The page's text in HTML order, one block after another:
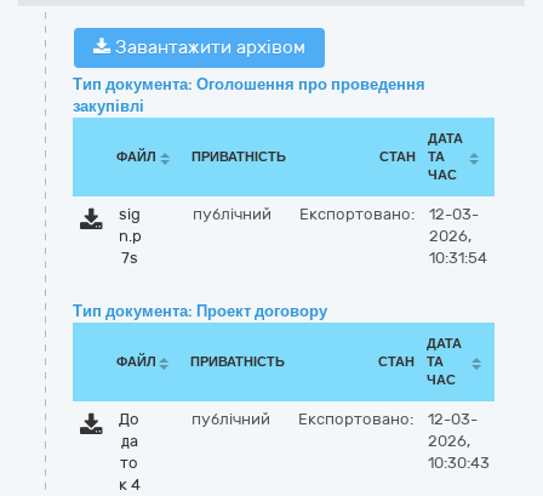
Завантажити архівом
Тип документа: Оголошення про проведення
закупівлі
ФАЙЛ ПРИВАТНІСТЬ СТАН
ДАТА
ТА
ЧАС
sig
n.p
7s
публічний Експортовано:
12-03-
2026,
10:31:54
Тип документа: Проект договору
ФАЙЛ ПРИВАТНІСТЬ СТАН
ДАТА
ТА
ЧАС
До
да
то
к 4
публічний Експортовано:
12-03-
2026,
10:30:43